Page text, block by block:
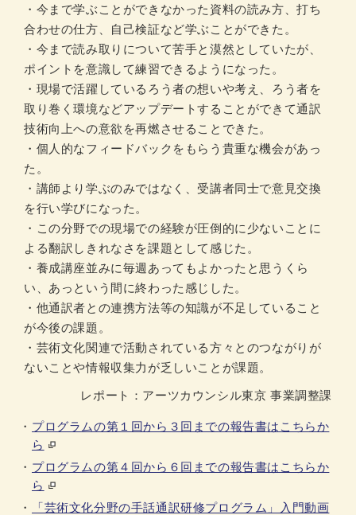
・今まで学ぶことができなかった資料の読み方、打ち
合わせの仕方、自己検証など学ぶことができた。
・今まで読み取りについて苦手と漠然としていたが、
ポイントを意識して練習できるようになった。
・現場で活躍しているろう者の想いや考え、ろう者を
取り巻く環境などアップデートすることができて通訳
技術向上への意欲を再燃させることできた。
・個人的なフィードバックをもらう貴重な機会があっ
た。
・講師より学ぶのみではなく、受講者同士で意見交換
を行い学びになった。
・この分野での現場での経験が圧倒的に少ないことに
よる翻訳しきれなさを課題として感じた。
・養成講座並みに毎週あってもよかったと思うくら
い、あっという間に終わった感じした。
・他通訳者との連携方法等の知識が不足していること
が今後の課題。
・芸術文化関連で活動されている方々とのつながりが
ないことや情報収集力が乏しいことが課題。
レポート：アーツカウンシル東京 事業調整課
プログラムの第１回から３回までの報告書はこちらか
ら
プログラムの第４回から６回までの報告書はこちらか
ら
「芸術文化分野の手話通訳研修プログラム」入門動画